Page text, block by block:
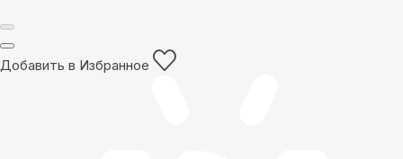
Добавить в Избранное